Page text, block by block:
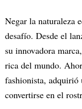
Negar la naturaleza
desafío. Desde el
su innovadora
rica del mundo.
fashionista,
convertirse en el